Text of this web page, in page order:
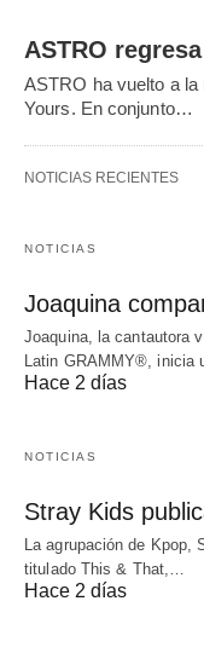
ASTRO
ASTRO ha vuelto a
Yours. En conjunto…
NOTICIAS RECIENTES
NOTICIAS
Joaquina
Joaquina, la cantautora
Latin GRAMMY®, inicia
Hace 2 días
NOTICIAS
Stray Kids
La agrupación de Kpop,
titulado This & That,…
Hace 2 días